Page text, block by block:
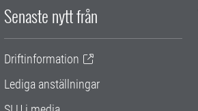
Senaste nytt från
Driftinformation
Lediga anställningar